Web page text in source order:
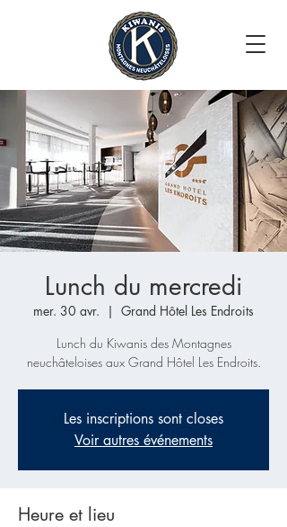
Lunch du mercredi
mer. 30 avr.
  |
Grand Hôtel Les Endroits
Lunch du Kiwanis des Montagnes
neuchâteloises aux Grand Hôtel Les Endroits.
Les inscriptions sont closes
Voir autres événements
Heure et lieu